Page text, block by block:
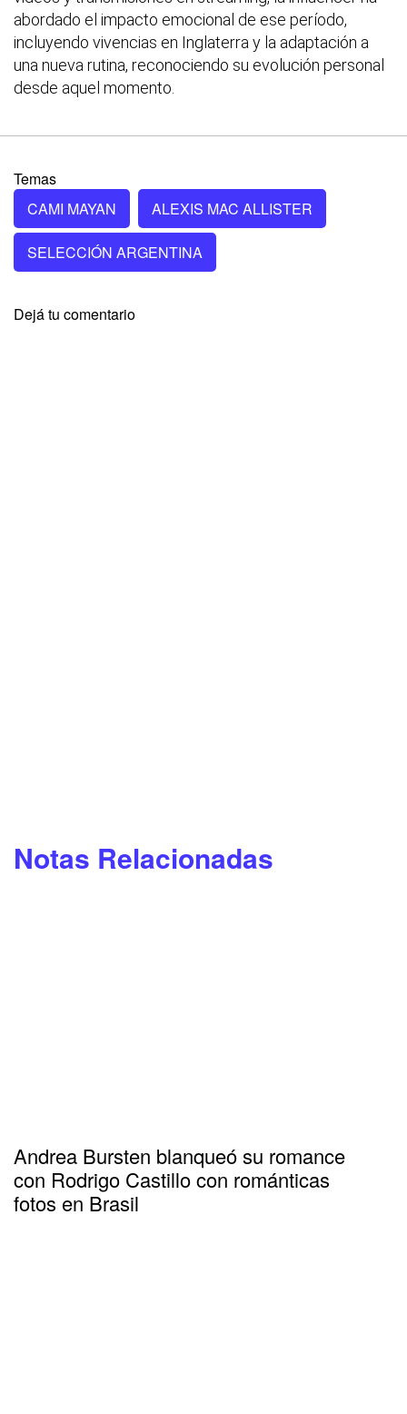
abordado el impacto emocional de ese período,
incluyendo vivencias en Inglaterra y la adaptación a
una nueva rutina, reconociendo su evolución personal
desde aquel momento.
Temas
CAMI MAYAN
ALEXIS MAC ALLISTER
SELECCIÓN ARGENTINA
Dejá tu comentario
Notas Relacionadas
Andrea Bursten blanqueó su romance
con Rodrigo Castillo con románticas
fotos en Brasil